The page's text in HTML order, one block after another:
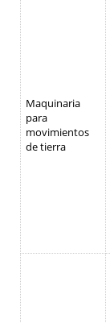
Maquinaria
para
movimientos
de tierra